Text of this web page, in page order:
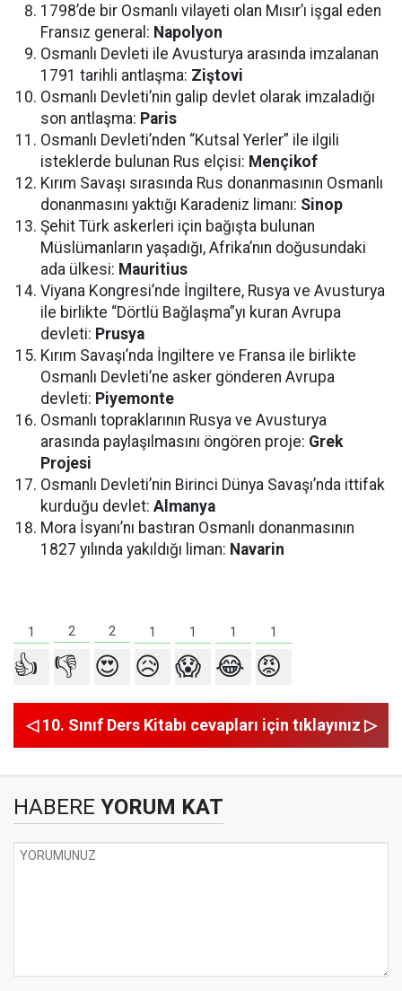
1798’de bir Osmanlı vilayeti olan Mısır’ı işgal eden
Fransız general: Napolyon
Osmanlı Devleti ile Avusturya arasında imzalanan
1791 tarihli antlaşma: Ziştovi
Osmanlı Devleti’nin galip devlet olarak imzaladığı
son antlaşma: Paris
Osmanlı Devleti’nden “Kutsal Yerler” ile ilgili
isteklerde bulunan Rus elçisi: Mençikof
Kırım Savaşı sırasında Rus donanmasının Osmanlı
donanmasını yaktığı Karadeniz limanı: Sinop
Şehit Türk askerleri için bağışta bulunan
Müslümanların yaşadığı, Afrika’nın doğusundaki
ada ülkesi: Mauritius
Viyana Kongresi’nde İngiltere, Rusya ve Avusturya
ile birlikte “Dörtlü Bağlaşma”yı kuran Avrupa
devleti: Prusya
Kırım Savaşı’nda İngiltere ve Fransa ile birlikte
Osmanlı Devleti’ne asker gönderen Avrupa
devleti: Piyemonte
Osmanlı topraklarının Rusya ve Avusturya
arasında paylaşılmasını öngören proje: Grek
Projesi
Osmanlı Devleti’nin Birinci Dünya Savaşı’nda ittifak
kurduğu devlet: Almanya
Mora İsyanı’nı bastıran Osmanlı donanmasının
1827 yılında yakıldığı liman: Navarin
1 2 2 1 1 1 1
👍 👎 😍 😥 😱 😂 😡
◁ 10. Sınıf Ders Kitabı cevapları için tıklayınız ▷
HABERE YORUM KAT